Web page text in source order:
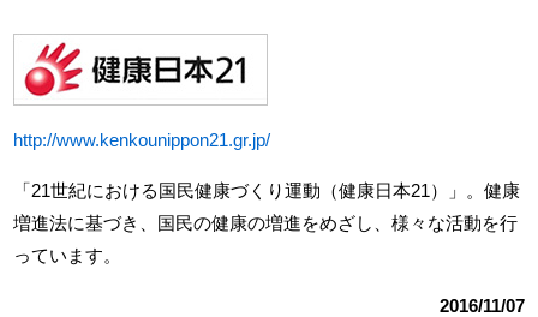
http://www.kenkounippon21.gr.jp/
「21世紀における国民健康づくり運動（健康日本21）」。健康
増進法に基づき、国民の健康の増進をめざし、様々な活動を行
っています。
2016/11/07